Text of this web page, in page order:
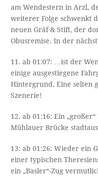
am Wendestern in Arzl,
weiterer Folge schwenkt
neuen Gräf & Stift, der
Obusremise. In der
11. ab 01:07: …ist der
einige ausgestiegene
Hintergrund. Eine selten
Szenerie!
12. ab 01:16: Ein
Mühlauer Brücke
13: ab 01:26: Wieder ein
einer typischen
ein „Basler“-Zug